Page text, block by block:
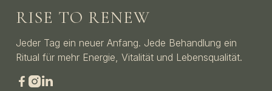
RISE TO RENEW
Jeder Tag ein neuer Anfang. Jede Behandlung ein
Ritual für mehr Energie, Vitalität und Lebensqualität.
 